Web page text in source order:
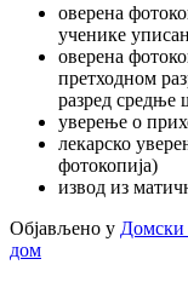
оверена
ученике
оверена
претходном
разред средње
уверење о
лекарско
фотокопија)
извод из
Објављено у Домски
дом